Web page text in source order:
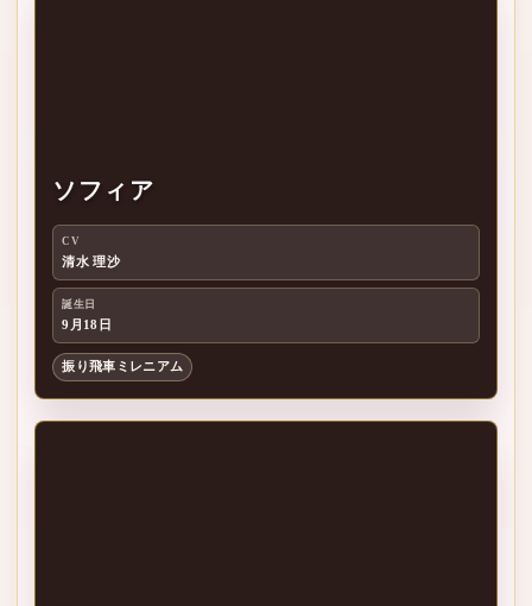
ソフィア
CV
清水 理沙
誕生日
9月18日
振り飛車ミレニアム